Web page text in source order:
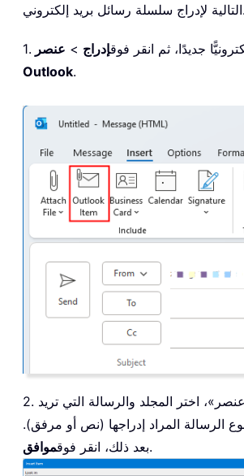
التالية لإدراج سلسلة رسائل بريد إلكتروني.
جديدًا، ثم انقر فوقإدراج > عنصر
Outlook.
2. في نافذة «إدراج عنصر»، اختر المجلد والرسالة التي تريد
الرسالة المراد إدراجها (نص أو مرفق).
بعد ذلك، انقر فوقموافق .